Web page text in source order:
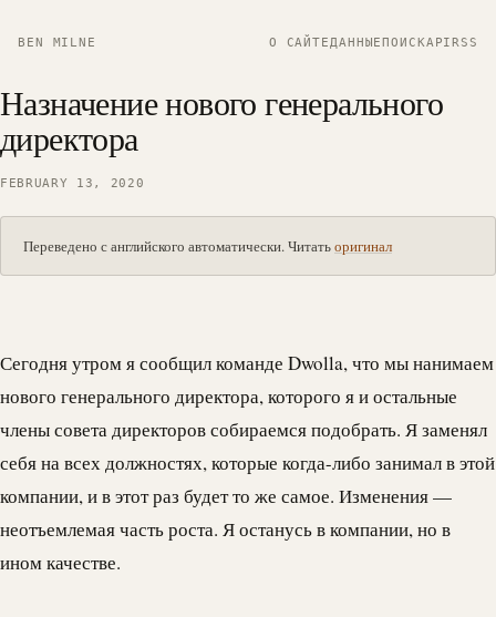
BEN MILNE О САЙТЕ ДАННЫЕПОИСКAPIRSS
Назначение нового генерального
директора
FEBRUARY 13, 2020
Переведено с английского автоматически. Читатьоригинал
Сегодня утром я сообщил команде Dwolla, что мы нанимаем
нового генерального директора, которого я и остальные
члены совета директоров собираемся подобрать. Я заменял
себя на всех должностях, которые когда-либо занимал в этой
компании, и в этот раз будет то же самое. Изменения —
неотъемлемая часть роста. Я останусь в компании, но в
ином качестве.